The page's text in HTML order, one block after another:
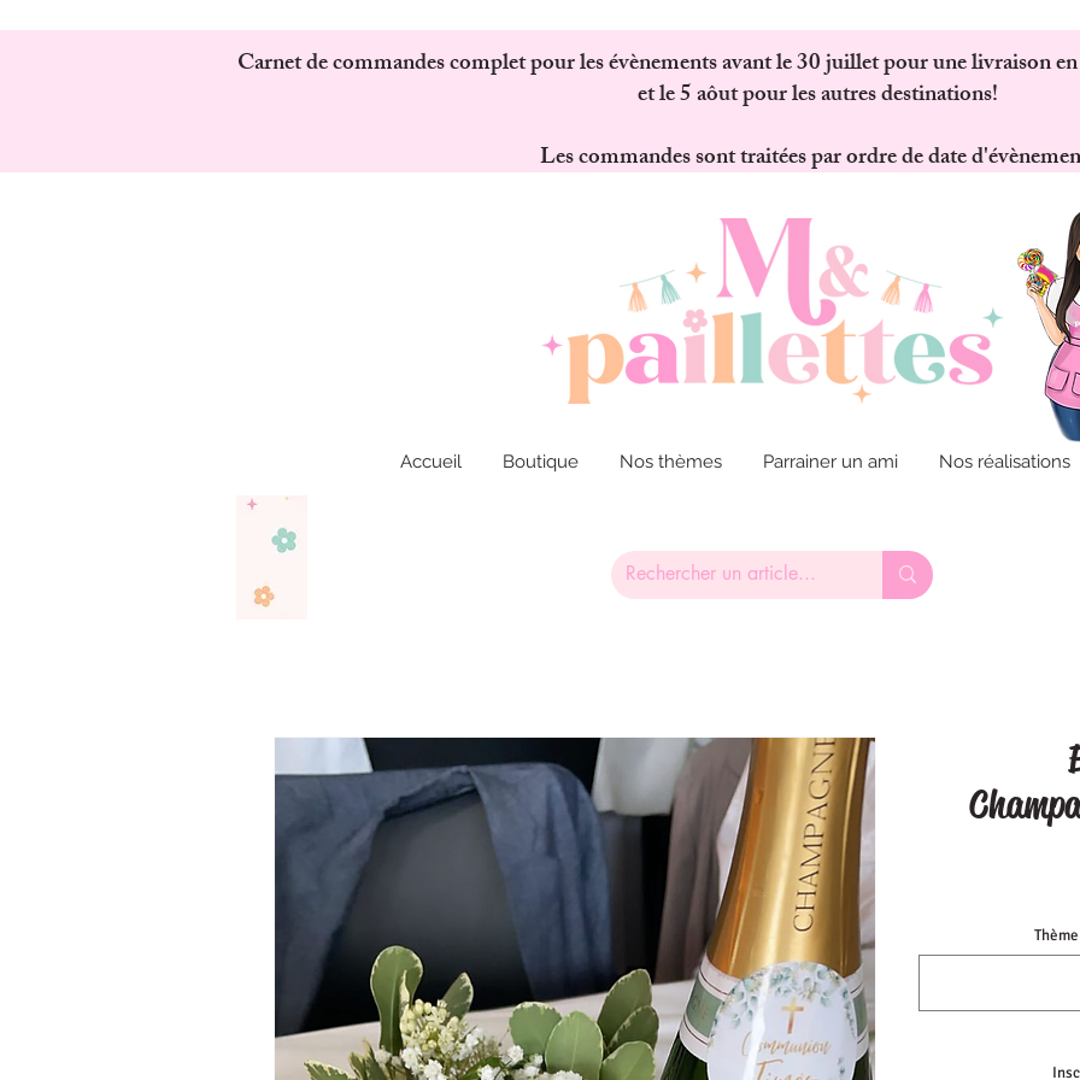
Carnet de commandes complet pour les évènements avant le 30 juillet pour une livraison
et le 5 aôut pour les autres destinations!
Les commandes sont traitées par ordre de date
Accueil Boutique Nos thèmes Parrainer un ami Nos réalisations